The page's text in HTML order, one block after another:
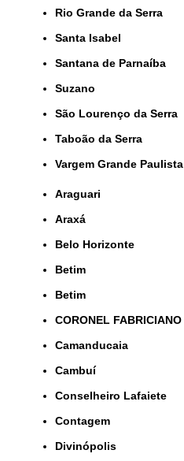
Rio Grande da Serra
Santa Isabel
Santana de Parnaíba
Suzano
São Lourenço da Serra
Taboão da Serra
Vargem Grande Paulista
Araguari
Araxá
Belo Horizonte
Betim
Betim
CORONEL FABRICIANO
Camanducaia
Cambuí
Conselheiro Lafaiete
Contagem
Divinópolis